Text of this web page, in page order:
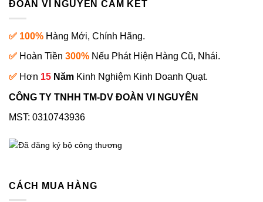
ĐOÀN VI NGUYÊN CAM KẾT
✅ 100% Hàng Mới, Chính Hãng.
✅ Hoàn Tiền 300% Nếu Phát Hiện Hàng Cũ, Nhái.
✅ Hơn 15 Năm Kinh Nghiệm Kinh Doanh Quạt.
CÔNG TY TNHH TM-DV ĐOÀN VI NGUYÊN
MST: 0310743936
CÁCH MUA HÀNG